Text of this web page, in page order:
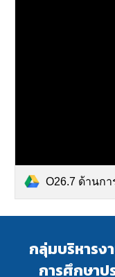
O26.7 ด้านก
กลุ่มบริหารง
การศึกษาป